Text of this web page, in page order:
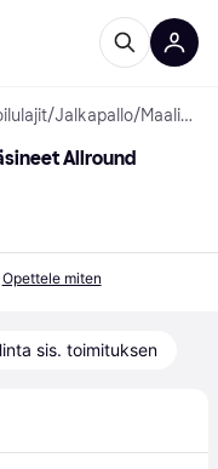
/Jalkapallo/ Maalivahdin hanskat
Allround
Opettele miten
sis. toimituksen